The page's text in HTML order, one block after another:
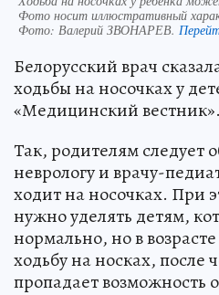
Фото носит иллюстративный
Фото: Валерий ЗВОНАРЕВ.
Белорусский врач
ходьбы на носочках у
«Медицинский вестник».
Так, родителям следует
неврологу и врачу-
ходит на носочках. При
нужно уделять детям,
нормально, но в
ходьбу на носках, после
пропадает возможность